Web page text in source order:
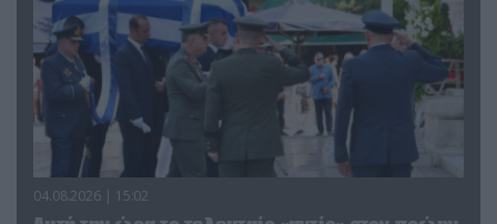
04.08.2026 | 15:02